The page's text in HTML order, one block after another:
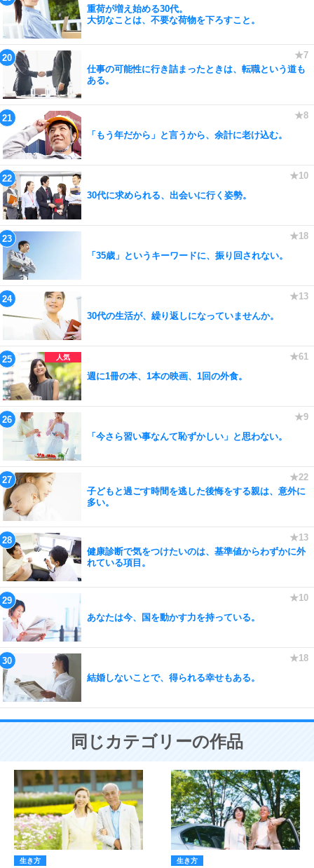
重荷が増え始める30代。
大切なことは、不要な荷物を下ろすこと。
仕事の可能性に行き詰まったときは、転職という道も
ある。
「もう年だから」と言うから、余計に老け込む。
30代に求められる、出会いに行く姿勢。
「35歳」というキーワードに、振り回されない。
30代の生活が、繰り返しになっていませんか。
週に1冊の本、1本の映画、1回の外食。
「今さら習い事なんて恥ずかしい」と思わない。
子どもと過ごす時間を逃した後悔をする親は、意外に
多い。
健康診断で気をつけたいのは、基準値からわずかに外
れている項目。
あなたは今、国を動かす力を持っている。
結婚しないことで、得られる幸せもある。
同じカテゴリーの作品
生き方 生き方